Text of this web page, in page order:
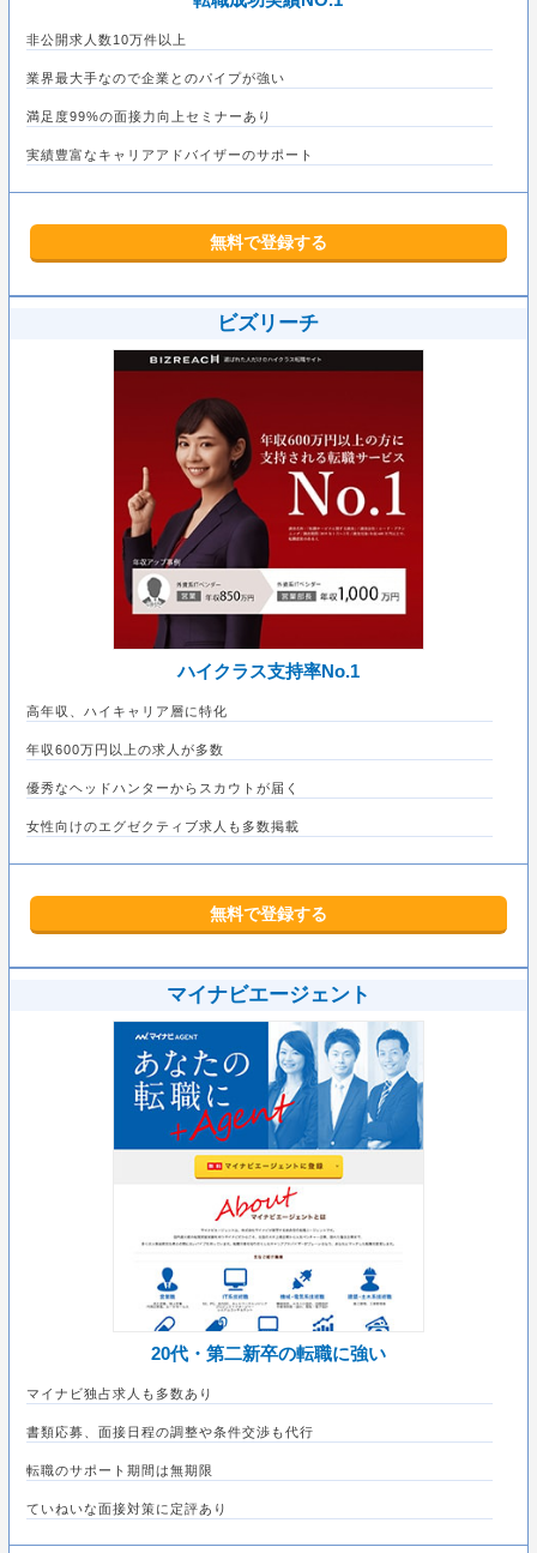
非公開求人数10万件以上
業界最大手なので企業とのパイプが強い
満足度99%の面接力向上セミナーあり
実績豊富なキャリアアドバイザーのサポート
無料で登録する
ビズリーチ
ハイクラス支持率No.1
高年収、ハイキャリア層に特化
年収600万円以上の求人が多数
優秀なヘッドハンターからスカウトが届く
女性向けのエグゼクティブ求人も多数掲載
無料で登録する
マイナビエージェント
20代・第二新卒の転職に強い
マイナビ独占求人も多数あり
書類応募、面接日程の調整や条件交渉も代行
転職のサポート期間は無期限
ていねいな面接対策に定評あり